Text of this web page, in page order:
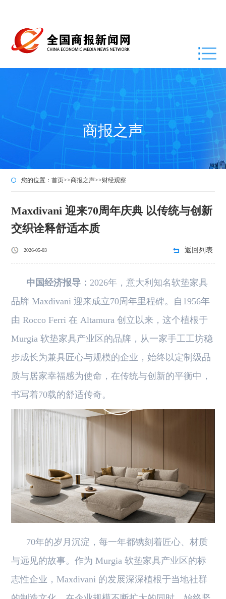
商报之声
您的位置：首页>>商报之声>>财经观察
Maxdivani 迎来70周年庆典 以传统与创新
交织诠释舒适本质
2026-05-03 返回列表
中国经济报导： 2026年，意大利知名软垫家具
品牌 Maxdivani 迎来成立70周年里程碑。自1956年
由 Rocco Ferri 在 Altamura 创立以来，这个植根于
Murgia 软垫家具产业区的品牌，从一家手工工坊稳
步成长为兼具匠心与规模的企业，始终以定制级品
质与居家幸福感为使命，在传统与创新的平衡中，
书写着70载的舒适传奇。
70年的岁月沉淀，每一年都镌刻着匠心、材质
与远见的故事。作为 Murgia软垫家具产业区的标
志性企业，Maxdivani 的发展深深植根于当地社群